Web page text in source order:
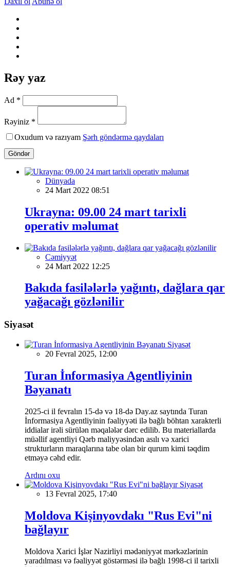
Rəy yaz
Ad *
Rəyiniz *
Oxudum və razıyam Şərh göndərmə qaydaları
Göndər
Dünyada
24 Mart 2022 08:51
Ukrayna: 09.00 24 mart tarixli
operativ məlumat
Cəmiyyət
24 Mart 2022 12:25
Bakıda fasilələrlə yağıntı, dağlara qar
yağacağı gözlənilir
Siyasət
Siyasət
20 Fevral 2025, 12:00
Turan İnformasiya Agentliyinin
Bəyanatı
2025-ci il fevralın 15-də və 18-də Day.az saytında Turan
İnformasiya Agentliyinin fəaliyyəti ilə bağlı böhtan xarakterli
iddialar irəli sürülən məqalələr dərc edilib. Bu materiallarda
müəllif agentliyi Qərb maliyyəsindən asılı və xarici
strukturların maraqlarına tabe olan bir qurum kimi təqdim
etməyə cəhd edir.
Ardını oxu
Siyasət
13 Fevral 2025, 17:40
Moldova Kişinyovdakı "Rus Evi"ni
bağlayır
Moldova Xarici İşlər Nazirliyi mədəniyyət mərkəzlərinin
yaradılması və fəaliyyət göstərməsi ilə bağlı 1998-ci il tarixli